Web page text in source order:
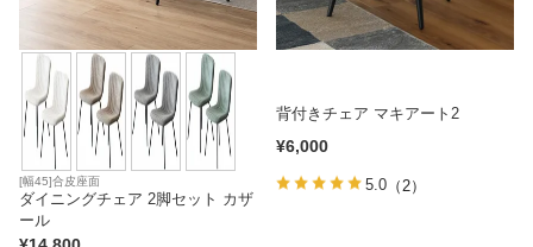
[幅45]合皮座面
ダイニングチェア 2脚セット カザ
ール
背付きチェア マキアート2
¥6,000
5.0 （2）